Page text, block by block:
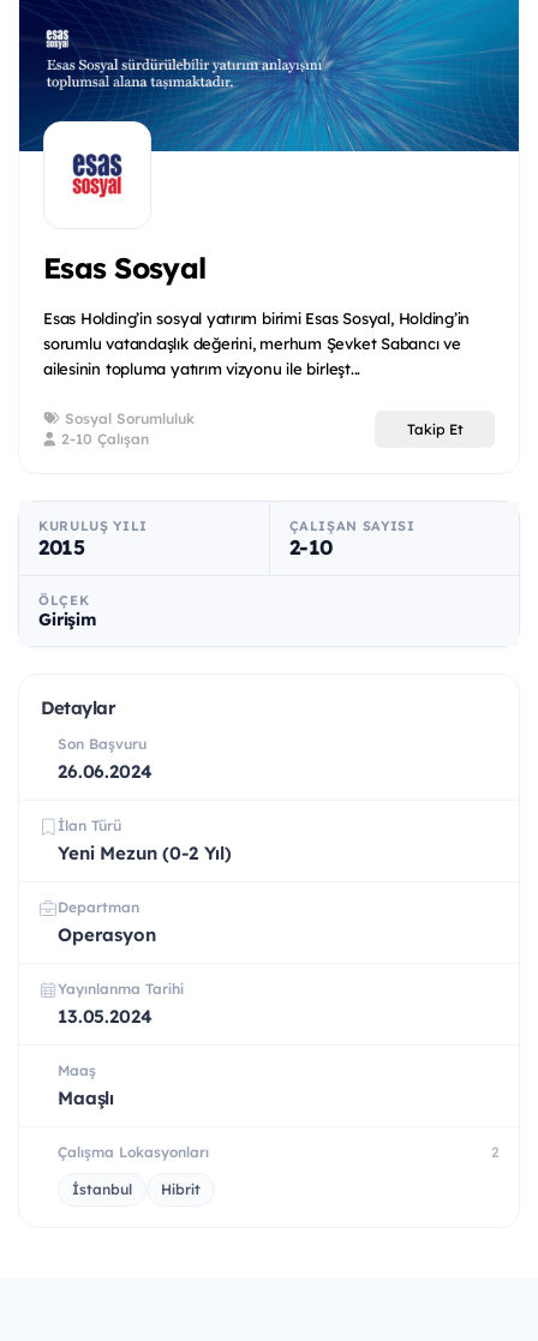
Esas Sosyal
Esas Holding’in sosyal yatırım birimi Esas Sosyal, Holding’in
sorumlu vatandaşlık değerini, merhum Şevket Sabancı ve
ailesinin topluma yatırım vizyonu ile birleşt...
Sosyal Sorumluluk
2-10 Çalışan
Takip Et
KURULUŞ YILI
2015
ÇALIŞAN SAYISI
2-10
ÖLÇEK
Girişim
Detaylar
Son Başvuru
26.06.2024
İlan Türü
Yeni Mezun (0-2 Yıl)
Departman
Operasyon
Yayınlanma Tarihi
13.05.2024
Maaş
Maaşlı
Çalışma Lokasyonları 2
İstanbul Hibrit